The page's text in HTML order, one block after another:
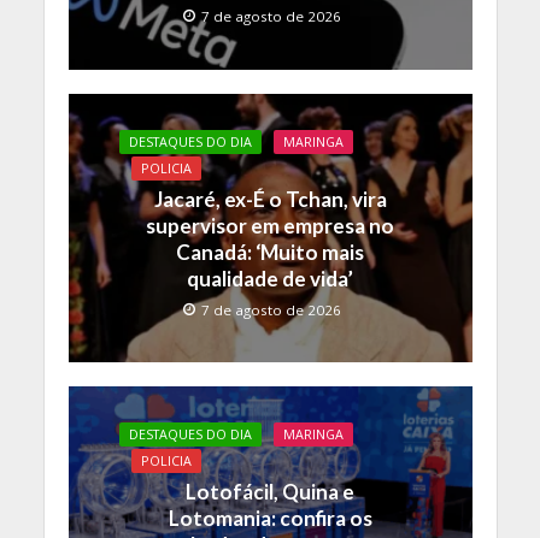
7 de agosto de 2026
DESTAQUES DO DIA
MARINGA
POLICIA
Jacaré, ex-É o Tchan, vira
supervisor em empresa no
Canadá: ‘Muito mais
qualidade de vida’
7 de agosto de 2026
DESTAQUES DO DIA
MARINGA
POLICIA
Lotofácil, Quina e
Lotomania: confira os